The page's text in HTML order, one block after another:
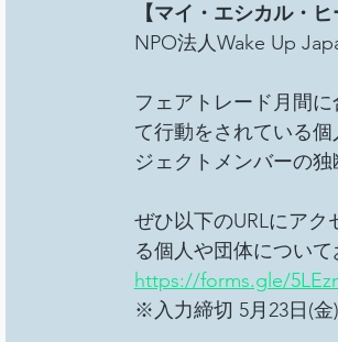
【マイ・エシカル・
NPO法人Wake Up
フェアトレード月間
て行動をされている
ジェクトメンバーの
ぜひ以下のURLにア
る個人や団体につい
https://forms.gle/
※入力締切 5月23日(金